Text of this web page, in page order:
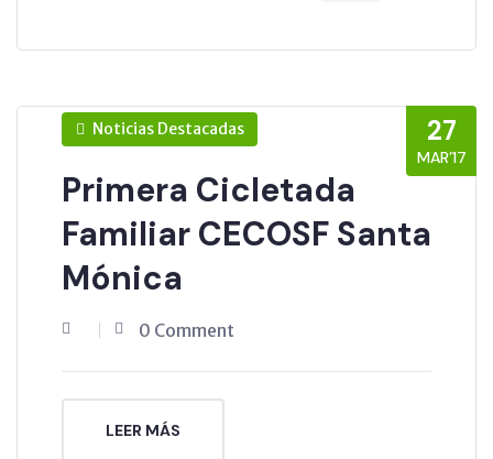
27
MAR’17
Noticias Destacadas
Primera Cicletada
Familiar CECOSF Santa
Mónica
0 Comment
LEER MÁS